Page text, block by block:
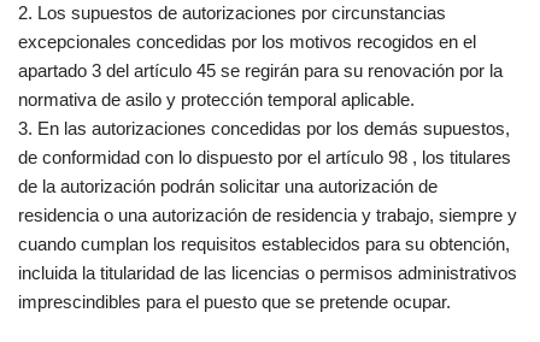
2. Los supuestos de autorizaciones por circunstancias
excepcionales concedidas por los motivos recogidos en el
apartado 3 del artículo 45 se regirán para su renovación por la
normativa de asilo y protección temporal aplicable.
3. En las autorizaciones concedidas por los demás supuestos,
de conformidad con lo dispuesto por el artículo 98 , los titulares
de la autorización podrán solicitar una autorización de
residencia o una autorización de residencia y trabajo, siempre y
cuando cumplan los requisitos establecidos para su obtención,
incluida la titularidad de las licencias o permisos administrativos
imprescindibles para el puesto que se pretende ocupar.